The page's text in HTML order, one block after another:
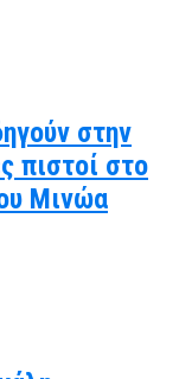
στην
πιστοί στο
Μινώα